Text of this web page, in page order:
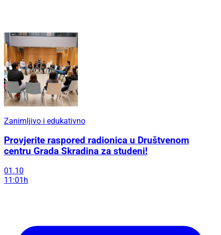
Zanimljivo i edukativno
Provjerite raspored radionica u Društvenom
centru Grada Skradina za studeni!
01.10
11:01h